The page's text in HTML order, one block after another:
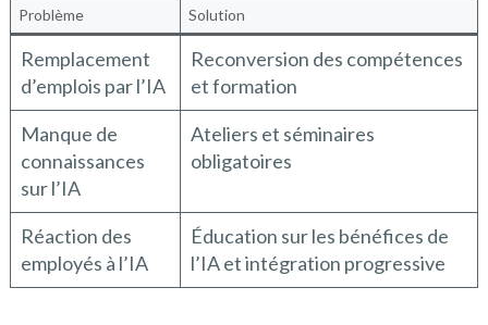
Problème Solution
Remplacement
d’emplois par l’IA
Reconversion des compétences
et formation
Manque de
connaissances
sur l’IA
Ateliers et séminaires
obligatoires
Réaction des
employés à l’IA
Éducation sur les bénéfices de
l’IA et intégration progressive